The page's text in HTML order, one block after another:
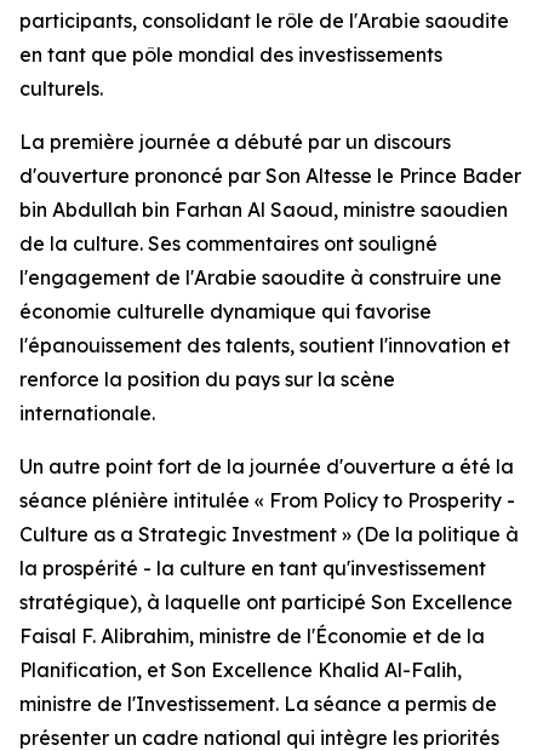
participants, consolidant le rôle de l'Arabie saoudite
en tant que pôle mondial des investissements
culturels.
La première journée a débuté par un discours
d'ouverture prononcé par Son Altesse le Prince Bader
bin Abdullah bin Farhan Al Saoud, ministre saoudien
de la culture. Ses commentaires ont souligné
l'engagement de l'Arabie saoudite à construire une
économie culturelle dynamique qui favorise
l'épanouissement des talents, soutient l'innovation et
renforce la position du pays sur la scène
internationale.
Un autre point fort de la journée d'ouverture a été la
séance plénière intitulée « From Policy to Prosperity -
Culture as a Strategic Investment » (De la politique à
la prospérité - la culture en tant qu'investissement
stratégique), à laquelle ont participé Son Excellence
Faisal F. Alibrahim, ministre de l'Économie et de la
Planification, et Son Excellence Khalid Al-Falih,
ministre de l'Investissement. La séance a permis de
présenter un cadre national qui intègre les priorités